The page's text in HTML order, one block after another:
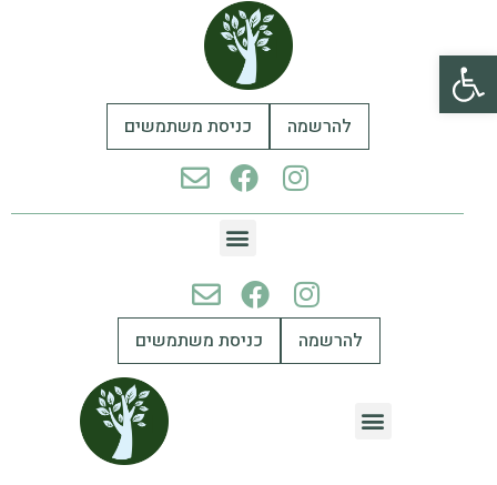
פתח סרגל נגישות
להרשמה כניסת משתמשים
להרשמה כניסת משתמשים